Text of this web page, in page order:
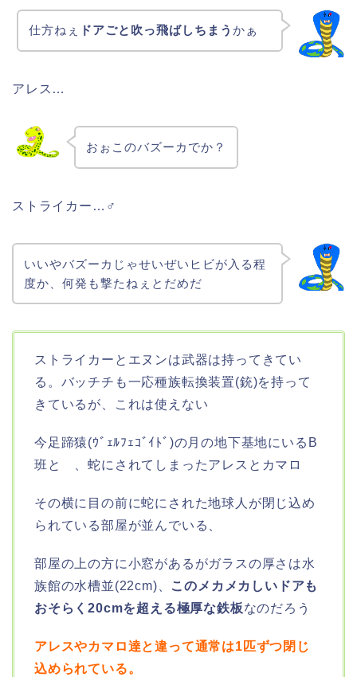
仕方ねぇ ドアごと吹っ飛ばしちまうかぁ
アレス…
おぉこのバズーカでか？
ストライカー…♂
いいやバズーカじゃせいぜいヒビが入る程
度か、何発も撃たねぇとだめだ
ストライカーとエヌンは武器は持ってきてい
る。バッチチも一応種族転換装置(銃)を持って
きているが、これは使えない
今足蹄猿(ｳﾞｪﾙﾌｪｺﾞｲﾄﾞ)の月の地下基地にいるB
班と 、蛇にされてしまったアレスとカマロ
その横に目の前に蛇にされた地球人が閉じ込め
られている部屋が並んでいる、
部屋の上の方に小窓があるがガラスの厚さは水
族館の水槽並(22cm)、 このメカメカしいドアも
おそらく20cmを超える極厚な鉄板なのだろう
アレスやカマロ達と違って通常は1匹ずつ閉じ
込められている。